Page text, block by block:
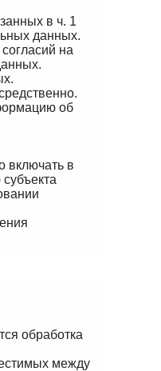
в ч. 1
данных.
на
об
включать в
обработка
между